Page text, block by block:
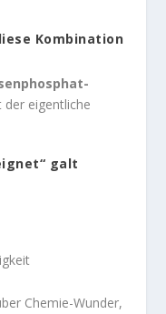
Kombination
der eigentliche
galt
Chemie-Wunder,